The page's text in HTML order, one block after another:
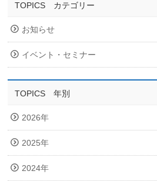
TOPICS カテゴリー
お知らせ
イベント・セミナー
TOPICS 年別
2026年
2025年
2024年